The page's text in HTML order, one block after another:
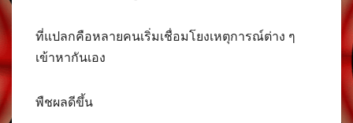
ที่แปลกคือหลายคนเริ่มเชื่อมโยงเหตุการณ์ต่าง ๆ
เข้าหากันเอง
พืชผลดีขึ้น